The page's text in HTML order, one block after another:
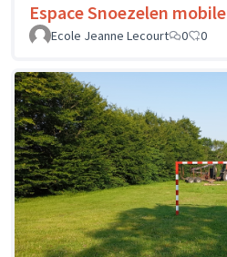
Espace Snoezelen mobile
Ecole Jeanne Lecourt
0 0